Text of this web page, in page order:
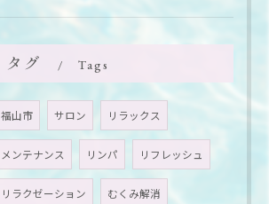
タグ Tags
福山市 サロン リラックス
メンテナンス リンパ リフレッシュ
リラクゼーション むくみ解消